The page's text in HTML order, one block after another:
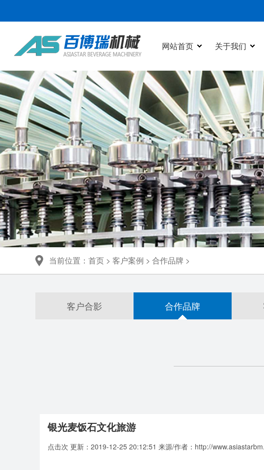
网站首页 关于我们
网站首页
关于我们
产品中心
新闻动态
在线视频
行业应用
客户案例
联系我们
当前位置： 首页 > 客户案例 > 合作品牌 >
客户合影 合作品牌
银光麦饭石文化旅游
点击次 更新：2019-12-25 20:12:51 来源/作者：http://